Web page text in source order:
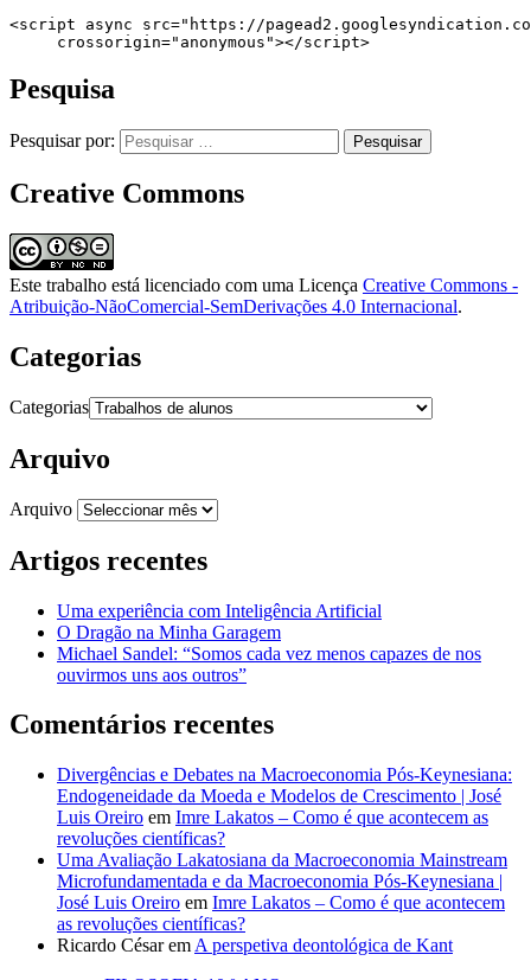
<script async src="https://
     crossorigin="anonymous"></script>
Pesquisa
Pesquisar por:
Creative Commons
Este trabalho está licenciado com uma Licença Creative Commons -
Atribuição-NãoComercial-SemDerivações 4.0 Internacional.
Categorias
Categorias
Arquivo
Arquivo
Artigos recentes
Uma experiência com Inteligência Artificial
O Dragão na Minha Garagem
Michael Sandel: “Somos cada vez menos capazes de nos
ouvirmos uns aos outros”
Comentários recentes
Divergências e Debates na Macroeconomia Pós-Keynesiana:
Endogeneidade da Moeda e Modelos de Crescimento | José
Luis Oreiro em Imre Lakatos – Como é que acontecem as
revoluções científicas?
Uma Avaliação Lakatosiana da Macroeconomia Mainstream
Microfundamentada e da Macroeconomia Pós-Keynesiana |
José Luis Oreiro em Imre Lakatos – Como é que acontecem
as revoluções científicas?
Ricardo Césarem A perspetiva deontológica de Kant